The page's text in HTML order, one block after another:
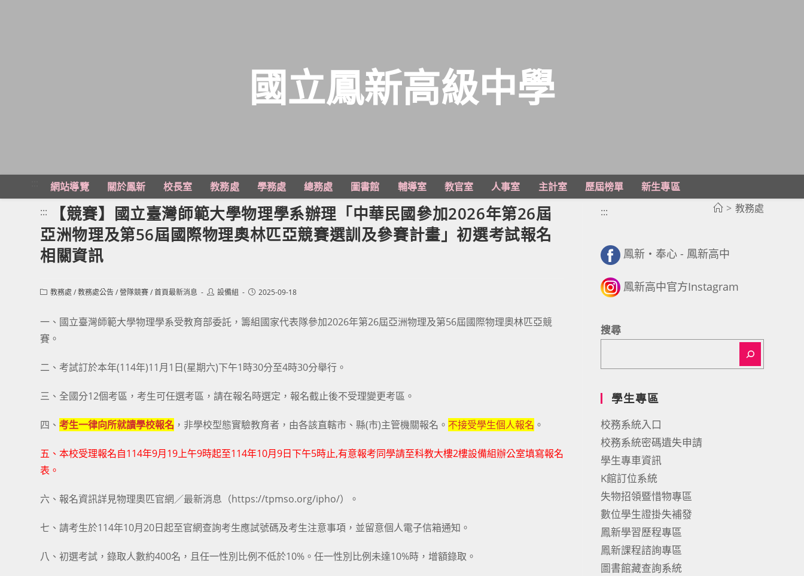
主
國立鳳新高級中學
網站導覽 關於鳳新 校長室 教務處 學務處 總務處 圖書館 輔導室 教官室 人事室 主計室 歷屆榜單
新生專區
> 教務處
:::
【競賽】國立臺灣師範大學物理學系辦理「中華民國參加2026年第26屆
亞洲物理及第56屆國際物理奧林匹亞競賽選訓及參賽計畫」初選考試報名
相關資訊
Post教務處 /教務處公告/營隊競賽/首頁最新消息
Post設備組
Post2025-09-18
一、國立臺灣師範大學物理學系受教育部委託，籌組國家代表隊參加2026年第26屆亞洲物理及第56屆國際物理奧林匹亞競
賽。
二、考試訂於本年(114年)11月1日(星期六)下午1時30分至4時30分舉行。
三、全國分12個考區，考生可任選考區，請在報名時選定，報名截止後不受理變更考區。
四、考生一律向所就讀學校報名 ，非學校型態實驗教育者，由各該直轄市、縣(市)主管機關報名。 不接受學生個人報名 。
五、本校受理報名自114年9月19上午9時起至114年10月9日下午5時止,有意報考同學請至科教大樓2樓設備組辦公室填寫報名
表。
六、報名資訊詳見物理奧匹官網／最新消息（https://tpmso.org/ipho/）。
七、請考生於114年10月20日起至官網查詢考生應試號碼及考生注意事項，並留意個人電子信箱通知。
八、初選考試，錄取人數約400名，且任一性別比例不低於10%。任一性別比例未達10%時，增額錄取。
:::
鳳新・奉心 - 鳳新高中
鳳新高中官方Instagram
搜尋
學生專區
校務系統入口
校務系統密碼遺失申請
學生專車資訊
K館訂位系統
失物招領暨惜物專區
數位學生證掛失補發
鳳新學習歷程專區
鳳新課程諮詢專區
圖書館藏查詢系統